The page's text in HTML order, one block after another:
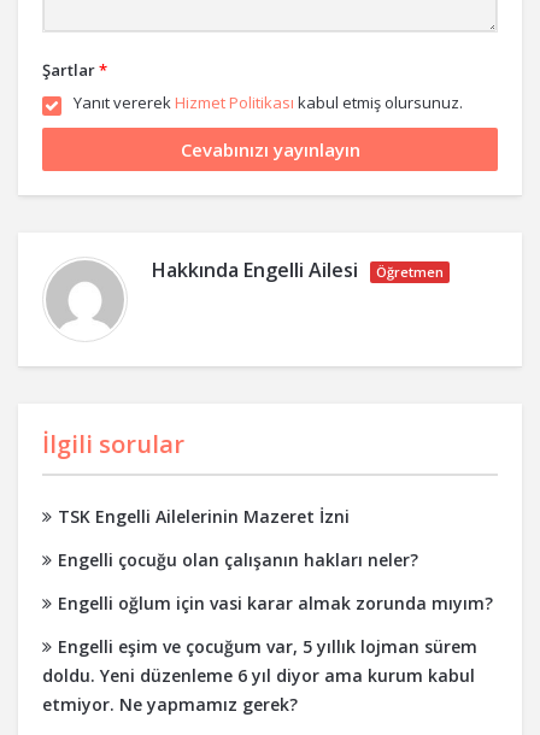
Şartlar*
Yanıt vererek Hizmet Politikası kabul etmiş olursunuz.
Hakkında Engelli Ailesi Öğretmen
İlgili sorular
TSK Engelli Ailelerinin Mazeret İzni
Engelli çocuğu olan çalışanın hakları neler?
Engelli oğlum için vasi karar almak zorunda mıyım?
Engelli eşim ve çocuğum var, 5 yıllık lojman sürem
doldu. Yeni düzenleme 6 yıl diyor ama kurum kabul
etmiyor. Ne yapmamız gerek?